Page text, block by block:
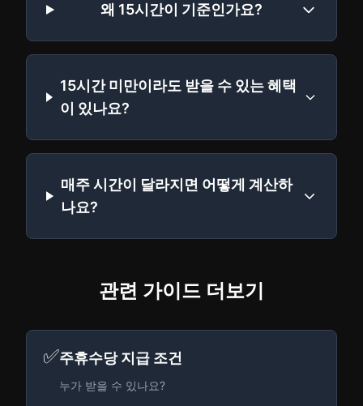
왜 15시간이 기준인가요?
15시간 미만이라도 받을 수 있는 혜택
이 있나요?
매주 시간이 달라지면 어떻게 계산하
나요?
관련 가이드 더보기
✅주휴수당 지급 조건
누가 받을 수 있나요?